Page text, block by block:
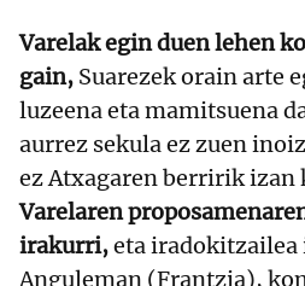
Varelak egin duen lehen
gain, Suarezek orain arte
luzeena eta mamitsuena
aurrez sekula ez zuen
ez Atxagaren berririk izan
Varelaren
irakurri,eta
Anguleman (Frantzia),